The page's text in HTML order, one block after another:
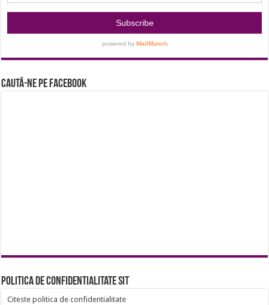
Caută-ne pe Facebook
Politica de confidentialitate sit
Citeste politica de confidentialitate